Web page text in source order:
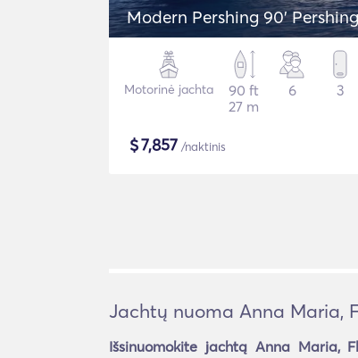
Modern Pershing 90' Pershing
Motorinė jachta
90 ft
27 m
6 3
$7,857 /naktinis
Jachtų nuoma Anna Maria,
Išsinuomokite jachtą Anna Maria,